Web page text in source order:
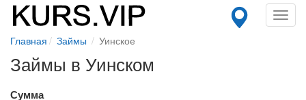
Главная Займы Уинское
Займы в Уинском
Сумма